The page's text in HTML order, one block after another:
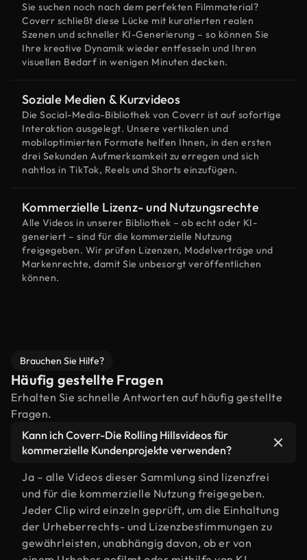
Sie suchen noch nach dem perfekten Filmmaterial?
Coverr schließt diese Lücke mit kuratierten realen
Szenen und schneller KI-Generierung – so können Sie
Ihre kreative Dynamik wieder entfesseln und Ihren
visuellen Bedarf in wenigen Minuten decken.
Soziale Medien & Kurzvideos
Die Social-Media-Bibliothek von Coverr ist auf sofortige
Interaktion ausgelegt. Unsere vertikalen und
mobiloptimierten Formate helfen Ihnen, in den ersten
drei Sekunden Aufmerksamkeit zu erregen und sich
nahtlos in TikTok, Reels und Shorts einzufügen.
Kommerzielle Lizenz- und Nutzungsrechte
Alle Videos in unserer Bibliothek – ob echt oder KI-
generiert – sind für die kommerzielle Nutzung
freigegeben. Wir prüfen Lizenzen, Modelverträge und
Markenrechte, damit Sie unbesorgt veröffentlichen
können.
Brauchen Sie Hilfe?
Häufig gestellte Fragen
Erhalten Sie schnelle Antworten auf häufig gestellte
Fragen.
Kann ich Coverr-Die Rolling Hillsvideos für
kommerzielle Kundenprojekte verwenden?
Ja – alle Videos dieser Sammlung sind lizenzfrei
und für die kommerzielle Nutzung freigegeben.
Jeder Clip wird einzeln geprüft, um die Einhaltung
der Urheberrechts- und Lizenzbestimmungen zu
gewährleisten, unabhängig davon, ob er von